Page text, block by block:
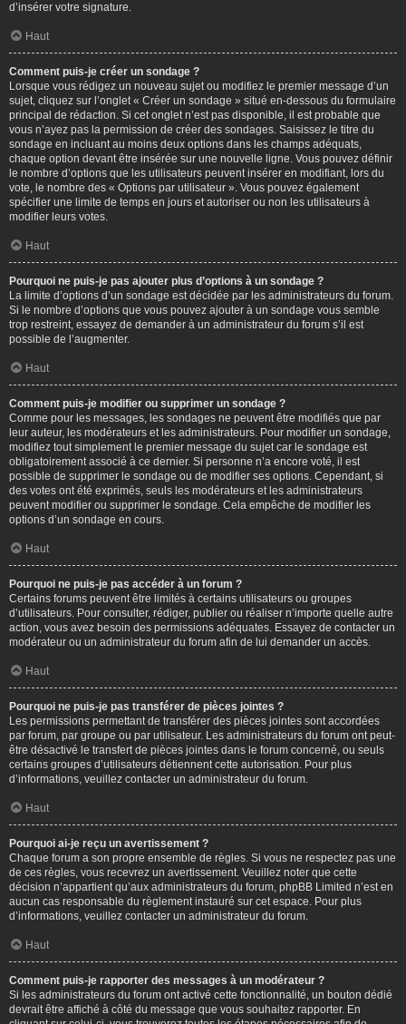
d’insérer votre signature.
Haut
Comment puis-je créer un sondage ?
Lorsque vous rédigez un nouveau sujet ou modifiez le premier message d’un
sujet, cliquez sur l’onglet « Créer un sondage » situé en-dessous du formulaire
principal de rédaction. Si cet onglet n’est pas disponible, il est probable que
vous n’ayez pas la permission de créer des sondages. Saisissez le titre du
sondage en incluant au moins deux options dans les champs adéquats,
chaque option devant être insérée sur une nouvelle ligne. Vous pouvez définir
le nombre d’options que les utilisateurs peuvent insérer en modifiant, lors du
vote, le nombre des « Options par utilisateur ». Vous pouvez également
spécifier une limite de temps en jours et autoriser ou non les utilisateurs à
modifier leurs votes.
Haut
Pourquoi ne puis-je pas ajouter plus d’options à un sondage ?
La limite d’options d’un sondage est décidée par les administrateurs du forum.
Si le nombre d’options que vous pouvez ajouter à un sondage vous semble
trop restreint, essayez de demander à un administrateur du forum s’il est
possible de l’augmenter.
Haut
Comment puis-je modifier ou supprimer un sondage ?
Comme pour les messages, les sondages ne peuvent être modifiés que par
leur auteur, les modérateurs et les administrateurs. Pour modifier un sondage,
modifiez tout simplement le premier message du sujet car le sondage est
obligatoirement associé à ce dernier. Si personne n’a encore voté, il est
possible de supprimer le sondage ou de modifier ses options. Cependant, si
des votes ont été exprimés, seuls les modérateurs et les administrateurs
peuvent modifier ou supprimer le sondage. Cela empêche de modifier les
options d’un sondage en cours.
Haut
Pourquoi ne puis-je pas accéder à un forum ?
Certains forums peuvent être limités à certains utilisateurs ou groupes
d’utilisateurs. Pour consulter, rédiger, publier ou réaliser n’importe quelle autre
action, vous avez besoin des permissions adéquates. Essayez de contacter un
modérateur ou un administrateur du forum afin de lui demander un accès.
Haut
Pourquoi ne puis-je pas transférer de pièces jointes ?
Les permissions permettant de transférer des pièces jointes sont accordées
par forum, par groupe ou par utilisateur. Les administrateurs du forum ont peut-
être désactivé le transfert de pièces jointes dans le forum concerné, ou seuls
certains groupes d’utilisateurs détiennent cette autorisation. Pour plus
d’informations, veuillez contacter un administrateur du forum.
Haut
Pourquoi ai-je reçu un avertissement ?
Chaque forum a son propre ensemble de règles. Si vous ne respectez pas une
de ces règles, vous recevrez un avertissement. Veuillez noter que cette
décision n’appartient qu’aux administrateurs du forum, phpBB Limited n’est en
aucun cas responsable du règlement instauré sur cet espace. Pour plus
d’informations, veuillez contacter un administrateur du forum.
Haut
Comment puis-je rapporter des messages à un modérateur ?
Si les administrateurs du forum ont activé cette fonctionnalité, un bouton dédié
devrait être affiché à côté du message que vous souhaitez rapporter. En